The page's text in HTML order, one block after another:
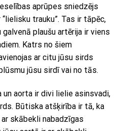
aprūpes sniedzējs
trauku”. Tas ir tāpēc,
plaušu artērija ir viens
Katrs no šiem
ar citu jūsu sirds
jūsu sirdī vai no tās.
un aorta ir divi lielie asinsvadi,
Būtiska atšķirība ir tā, ka
skābekli nabadzīgas